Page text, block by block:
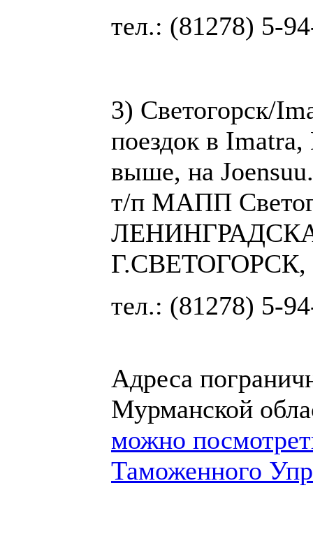
тел.: (81278) 5-
3) Светогорск/
поездок в
выше, на Joensuu.
т/п МАПП
тел.: (81278) 5-
Адреса
Мурманской
можно
Таможенного